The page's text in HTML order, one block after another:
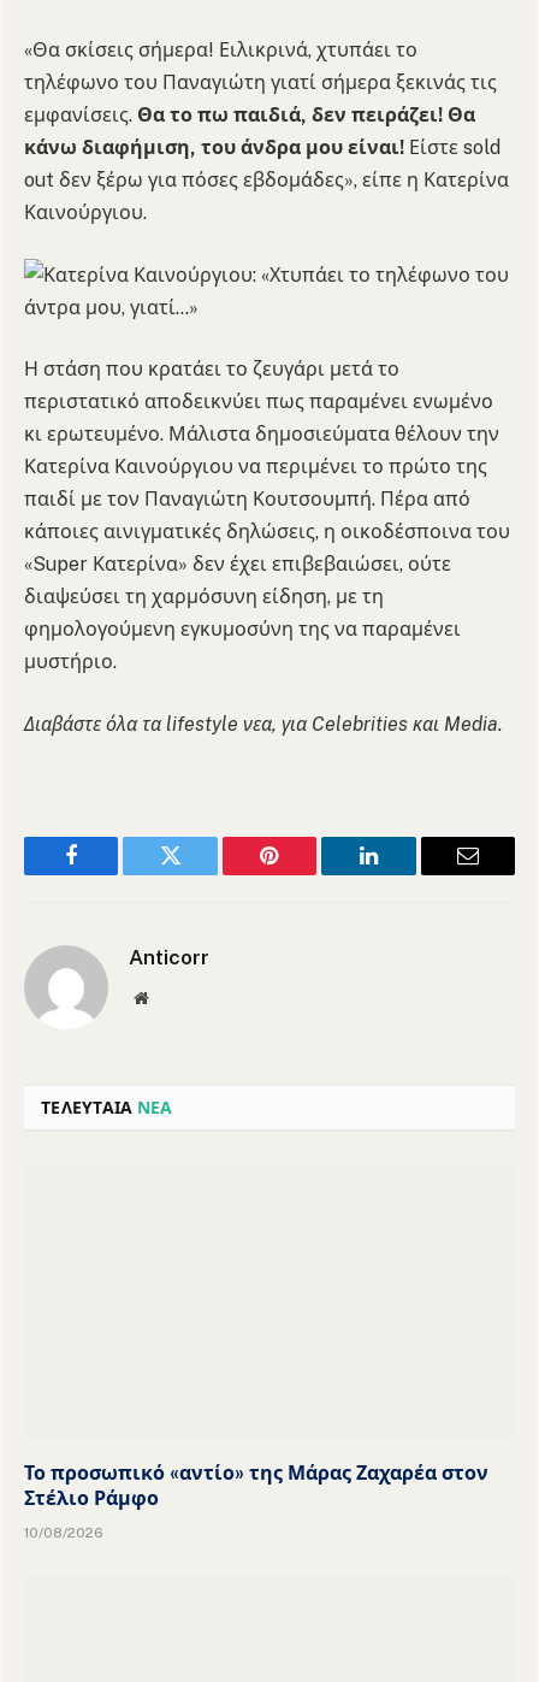
«Θα σκίσεις σήμερα! Ειλικρινά, χτυπάει το
τηλέφωνο του Παναγιώτη γιατί σήμερα ξεκινάς τις
εμφανίσεις. Θα το πω παιδιά, δεν πειράζει! Θα
κάνω διαφήμιση, του άνδρα μου είναι! Είστε sold
out δεν ξέρω για πόσες εβδομάδες», είπε η Κατερίνα
Καινούργιου.
Η στάση που κρατάει το ζευγάρι μετά το
περιστατικό αποδεικνύει πως παραμένει ενωμένο
κι ερωτευμένο. Μάλιστα δημοσιεύματα θέλουν την
Κατερίνα Καινούργιου να περιμένει το πρώτο της
παιδί με τον Παναγιώτη Κουτσουμπή. Πέρα από
κάποιες αινιγματικές δηλώσεις, η οικοδέσποινα του
«Super Κατερίνα» δεν έχει επιβεβαιώσει, ούτε
διαψεύσει τη χαρμόσυνη είδηση, με τη
φημολογούμενη εγκυμοσύνη της να παραμένει
μυστήριο.
Διαβάστε όλα τα lifestyle νεα, για Celebrities και Media.
Facebook Twitter Pinterest LinkedIn Email
Anticorr
Website
ΤΕΛΕΥΤΑΙΑ ΝΕΑ
Το προσωπικό «αντίο» της Μάρας Ζαχαρέα στον
Στέλιο Ράμφο
10/08/2026